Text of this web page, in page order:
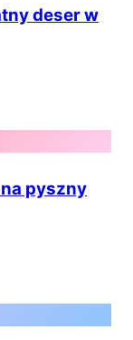
deser w
pyszny